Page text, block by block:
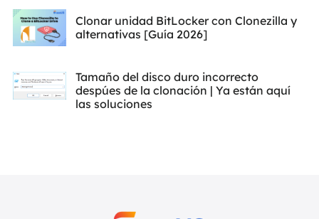
Clonar unidad BitLocker con Clonezilla y
alternativas [Guía 2026]
Tamaño del disco duro incorrecto
despúes de la clonación | Ya están aquí
las soluciones